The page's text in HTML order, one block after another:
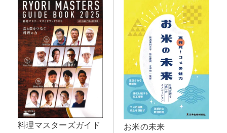
料理マスターズガイド
お米の未来